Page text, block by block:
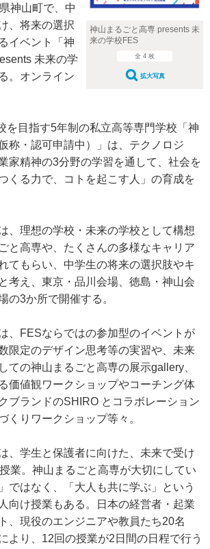
神山まるごと高専 presents 未
来の学校FES
全 4 枚
拡大写真
神山町で、中
、将来の選択
イベント「神
未来の学
。オンライン
目指す5年制の私立高等専門学校「神
称・認可申請中）」は、テクノロジ
家精神の3分野の学習を通して、社会を
くる力で、コトを起こす人」の育成を
、理想の学校・未来の学校として構想
と高専や、たくさんの多様なキャリア
てもらい、中学生の将来の選択肢やキ
考え、東京・品川会場、徳島・神山会
の3か所で開催する。
、FESならではの参加型のイベントが
限定のデザイン思考等の実習や、未来
ての神山まるごと高専の展示gallery、
価値観ワークショップやコーチング体
ブランドのSHIRO とコラボレーション
くりワークショップ等々。
、学生と保護者に向けた、未来で受け
業。神山まるごと高専が大切にしてい
ではなく、「大人も共に学ぶ」という
向け授業もある。日本の経営者・起業
、現役のエンジニアや教員たち20名
より、12回の授業が2日間の日程で行う